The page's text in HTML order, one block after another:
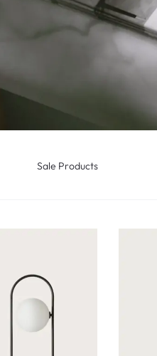
Sale Products